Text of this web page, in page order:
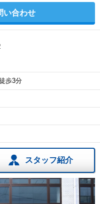
い合わせ
歩3分
スタッフ紹介